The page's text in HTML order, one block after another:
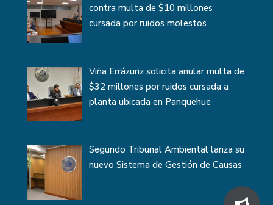
contra multa de $10 millones
cursada por ruidos molestos
Viña Errázuriz solicita anular multa de
$32 millones por ruidos cursada a
planta ubicada en Panquehue
Segundo Tribunal Ambiental lanza su
nuevo Sistema de Gestión de Causas